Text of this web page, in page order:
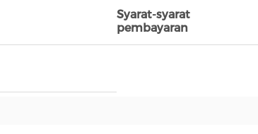
Syarat-syarat
pembayaran